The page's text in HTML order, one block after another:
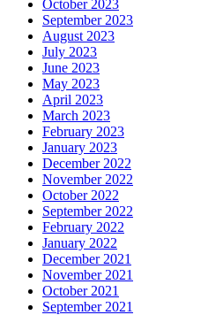
October 2023
September 2023
August 2023
July 2023
June 2023
May 2023
April 2023
March 2023
February 2023
January 2023
December 2022
November 2022
October 2022
September 2022
February 2022
January 2022
December 2021
November 2021
October 2021
September 2021